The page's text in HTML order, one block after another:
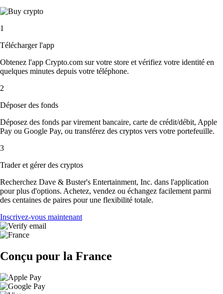
1
Télécharger l'app
Obtenez l'app Crypto.com sur votre store et vérifiez votre identité en
quelques minutes depuis votre téléphone.
2
Déposer des fonds
Déposez des fonds par virement bancaire, carte de crédit/débit, Apple
Pay ou Google Pay, ou transférez des cryptos vers votre portefeuille.
3
Trader et gérer des cryptos
Recherchez Dave & Buster's Entertainment, Inc. dans l'application
pour plus d'options. Achetez, vendez ou échangez facilement parmi
des centaines de paires pour une flexibilité totale.
Inscrivez-vous maintenant
Conçu pour la France